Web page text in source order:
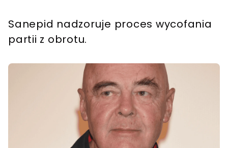
Sanepid nadzoruje proces wycofania
partii z obrotu.